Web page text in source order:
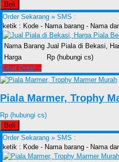
Beli
Order Sekarang » SMS :
ketik : Kode - Nama barang - Nama
Nama Barang Jual Piala di Bekasi,
Harga
Rp (hubungi cs)
Lihat Detail »
Piala Marmer, Trophy
Rp (hubungi cs)
Beli
Order Sekarang » SMS :
ketik : Kode - Nama barang - Nama